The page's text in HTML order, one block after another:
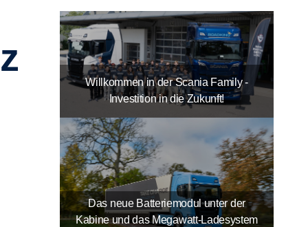
Willkommen in der Scania Family -
Investition in die Zukunft!
Das neue Batteriemodul unter der
Kabine und das Megawatt-Ladesystem